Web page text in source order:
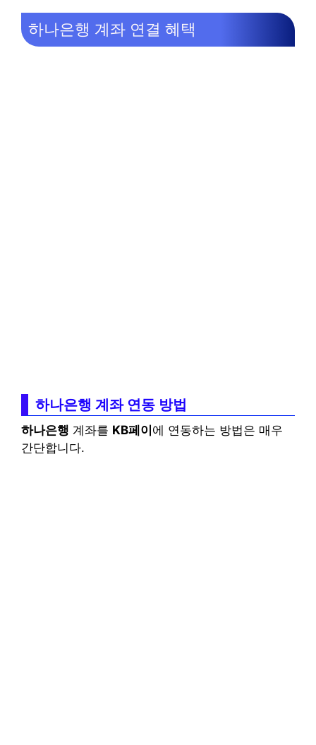
하나은행 계좌 연결 혜택
하나은행 계좌 연동 방법
하나은행 계좌를 KB페이에 연동하는 방법은 매우
간단합니다.